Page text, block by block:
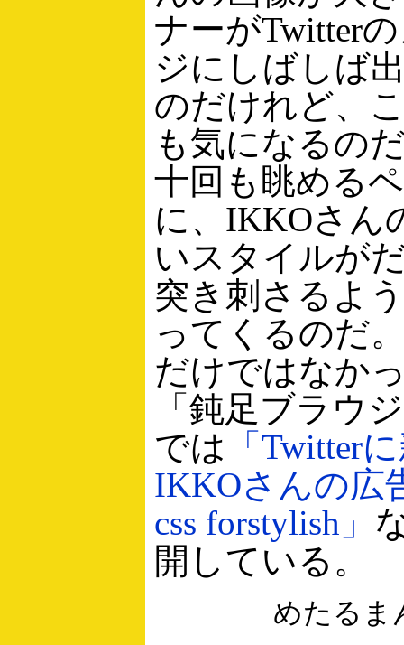
ナーがTwitter
ジにしばしば
のだけれど、
も気になるの
十回も眺める
に、IKKOさん
いスタイルが
突き刺さるよ
ってくるのだ
だけではなか
「鈍足ブラウ
では 「Twitter
IKKOさんの広
css forstylish」
開している。
めたるま